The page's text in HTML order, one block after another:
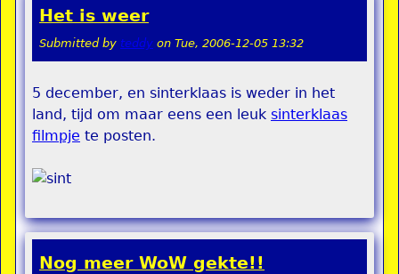
Het is weer
Submitted by teddy on Tue, 2006-12-05 13:32
5 december, en sinterklaas is weder in het
land, tijd om maar eens een leuk sinterklaas
filmpje te posten.
Nog meer WoW gekte!!